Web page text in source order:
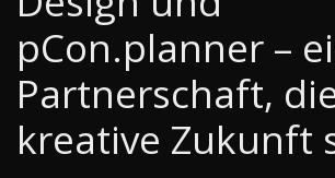
pCon.planner –
Partnerschaft,
kreative Zukunft